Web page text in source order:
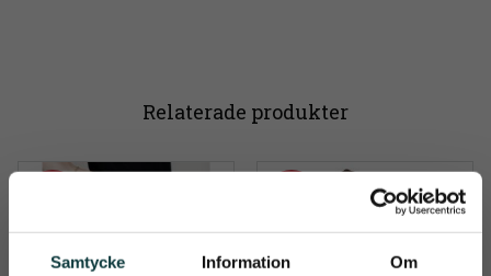
Samtycke Information Om
Relaterade produkter